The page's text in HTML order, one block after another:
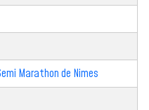
Marathon de Nimes